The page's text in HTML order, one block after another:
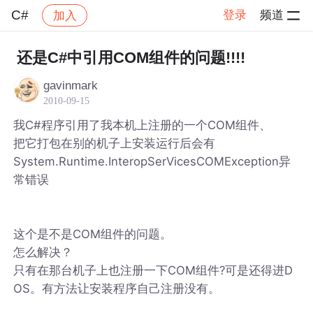
C# 加入 登录 频道
社区 C# 帖子详情
还是C#中引用COM组件的问题!!!!
gavinmark
2010-09-15
我C#程序引用了我本机上注册的一个COM组件、
把它打包在别的机子上安装运行后会有
System.Runtime.InteropSerVicesCOMException异
常错误
这个是不是COM组件的问题。
怎么解决？
只有在那台机子上也注册一下COM组件?可是还得进D
OS。有方法让安装程序自己注册没有。